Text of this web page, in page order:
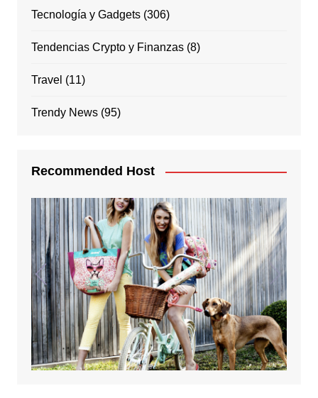
Tecnología y Gadgets(306)
Tendencias Crypto y Finanzas(8)
Travel (11)
Trendy News(95)
Recommended Host